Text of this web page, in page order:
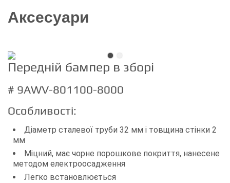
Аксесуари
Передній бампер в зборі
# 9AWV-801100-8000
Особливості:
Діаметр сталевої труби 32 мм і товщина стінки 2
мм
Міцний, має чорне порошкове покриття, нанесене
методом електроосадження
Легко встановлюється